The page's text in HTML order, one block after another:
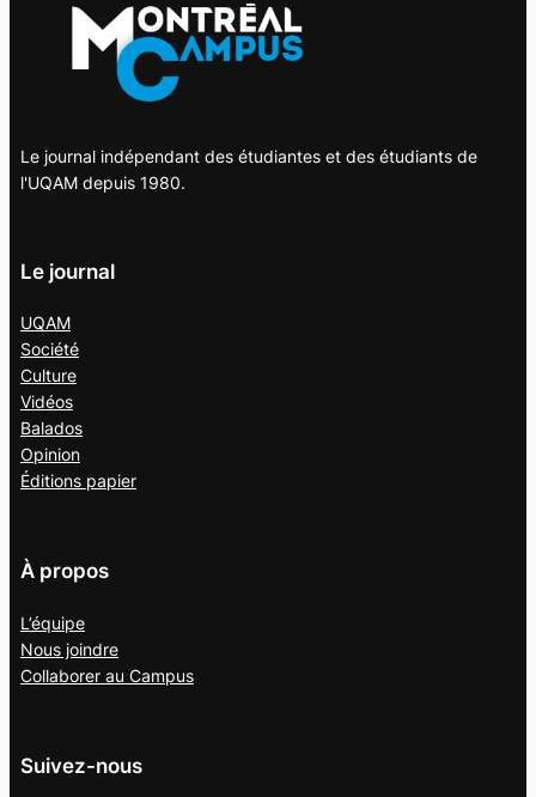
Le journal indépendant des étudiantes et des étudiants de
l'UQAM depuis 1980.
Le journal
UQAM
Société
Culture
Vidéos
Balados
Opinion
Éditions papier
À propos
L’équipe
Nous joindre
Collaborer au Campus
Suivez-nous